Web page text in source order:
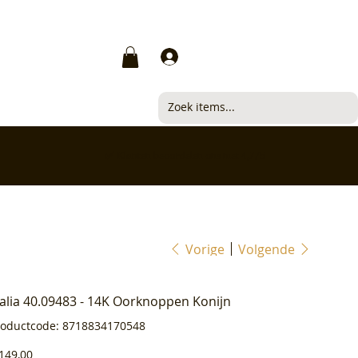
Vorige Volgende
40.09483 - 14K Oorknoppen Konijn
Productcode
8718834170548
8718834170548